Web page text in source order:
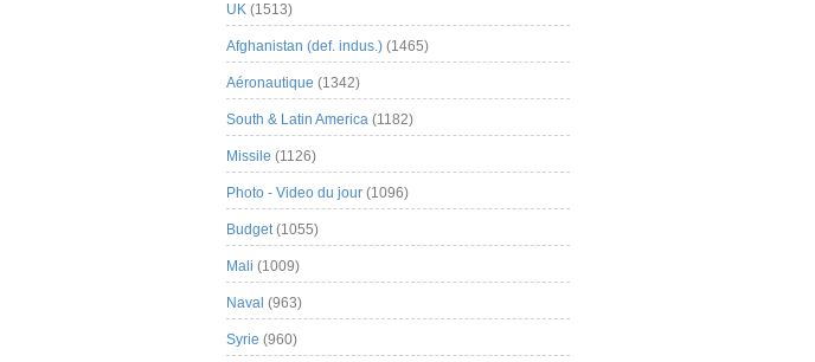
UK (1513)
Afghanistan (def. indus.) (1465)
Aéronautique (1342)
South & Latin America (1182)
Missile (1126)
Photo - Video du jour (1096)
Budget(1055)
Mali (1009)
Naval (963)
Syrie (960)